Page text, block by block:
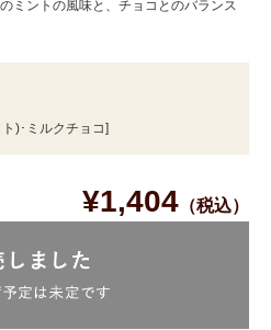
ミントの風味と、チョコとのバランス
)･ミルクチョコ]
¥1,404 （税込）